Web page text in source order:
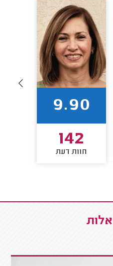
9.90
142
חוות דעת